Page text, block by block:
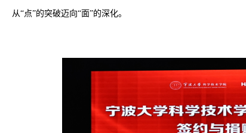
从“点”的突破迈向“面”的深化。